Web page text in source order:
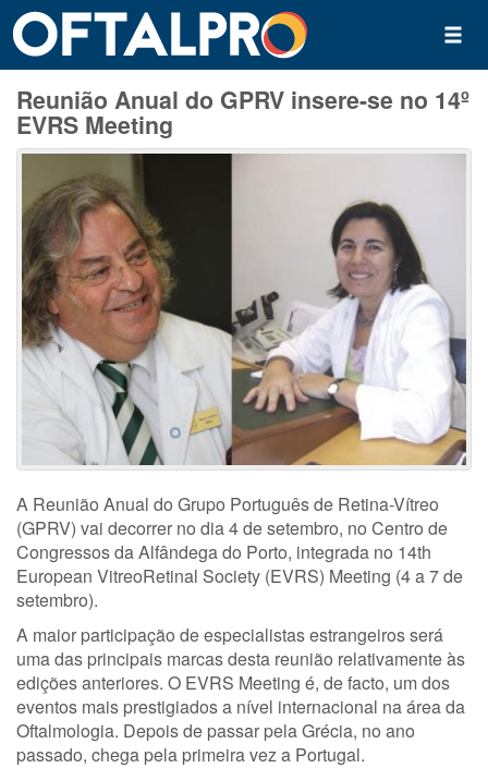
Reunião Anual do GPRV insere-se no 14º
EVRS Meeting
A Reunião Anual do Grupo Português de Retina-Vítreo
(GPRV) vai decorrer no dia 4 de setembro, no Centro de
Congressos da Alfândega do Porto, integrada no 14th
European VitreoRetinal Society (EVRS) Meeting (4 a 7 de
setembro).
A maior participação de especialistas estrangeiros será
uma das principais marcas desta reunião relativamente às
edições anteriores. O EVRS Meeting é, de facto, um dos
eventos mais prestigiados a nível internacional na área da
Oftalmologia. Depois de passar pela Grécia, no ano
passado, chega pela primeira vez a Portugal.